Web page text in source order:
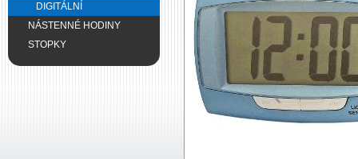
DIGITÁLNÍ
NÁSTENNÉ HODINY
STOPKY